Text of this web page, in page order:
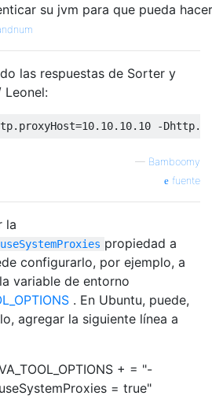
su jvm para que pueda
las respuestas de Sorter y
Leonel:
. proxyHost=10.10. 10.10 -Dhttp.
— Bamboomy
fuente
la
propiedad a
configurarlo, por ejemplo, a
variable de entorno
. En Ubuntu, puede,
agregar la siguiente línea a
+ = "-
= true"